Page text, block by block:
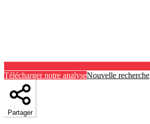
Télécharger notre analyseNouvelle recherche
Partager